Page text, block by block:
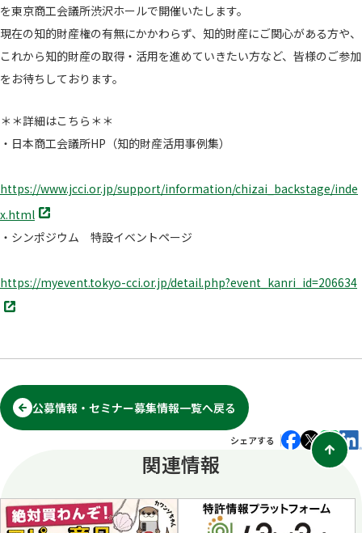
を東京商工会議所渋沢ホールで開催いたします。
現在の知的財産権の有無にかかわらず、知的財産にご関心がある方や、
これから知的財産の取得・活用を進めていきたい方など、皆様のご参加
をお待ちしております。
＊＊詳細はこちら＊＊
・日本商工会議所HP（知的財産活用事例集）
https://www.jcci.or.jp/support/information/chizai_backstage/inde
x.html 別
ブ
開
・シンポジウム 特設イベントページ
https://myevent.tokyo-cci.or.jp/detail.php?event_kanri_id=206634
別
く
公募情報・セミナー募集情報一覧へ戻る
シェアする
関連情報